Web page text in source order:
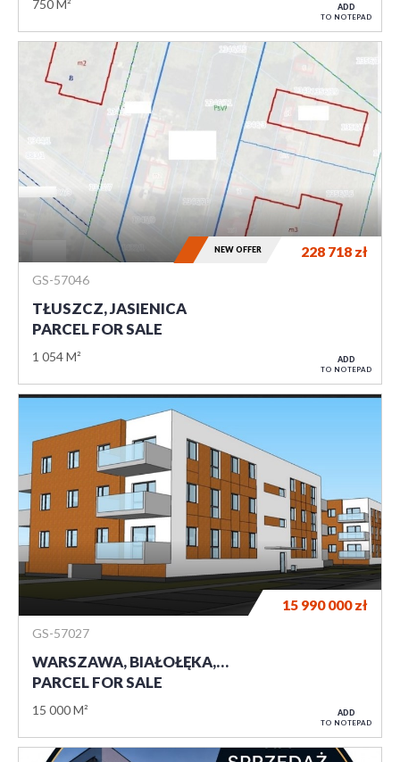
750 M² ADD
TO NOTEPAD
GS-57046
TŁUSZCZ, JASIENICA
PARCEL FOR SALE
1 054 M²
228 718 zł
NEW OFFER
ADD
TO NOTEPAD
GS-57027
WARSZAWA, BIAŁOŁĘKA,…
PARCEL FOR SALE
15 000 M²
15 990 000zł
ADD
TO NOTEPAD